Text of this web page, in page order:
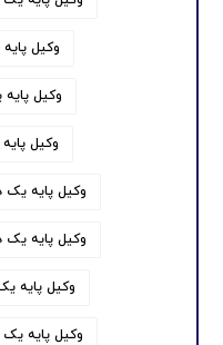
وکیل
وکیل
وکیل
وکیل پایه یک
وکیل پایه
وکیل پایه
وکیل پایه